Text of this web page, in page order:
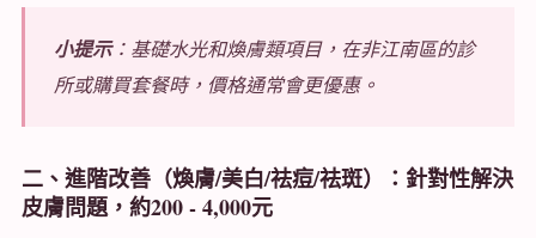
小提示：基礎水光和煥膚類項目，在非江南區的診
所或購買套餐時，價格通常會更優惠。
二、進階改善（煥膚/美白/祛痘/祛斑）：針對性解決
皮膚問題，約200 - 4,000元